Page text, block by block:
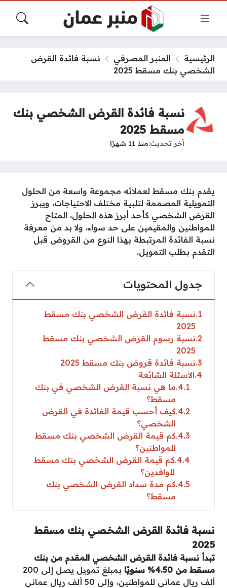
الرئيسية المنبر المصرفي
نسبة فائدة القرض
الشخصي بنك مسقط 2025
نسبة فائدة القرض الشخصي بنك
مسقط 2025
آخر تحديث منذ 11 شهرًا
يقدم بنك مسقط لعملائه مجموعة واسعة من الحلول
التمويلية المصممة لتلبية مختلف الاحتياجات، ويبرز
القرض الشخصي كأحد أبرز هذه الحلول، المتاح
للمواطنين والمقيمين على حد سواء، ولا بد من معرفة
نسبة الفائدة المرتبطة بهذا النوع من القروض قبل
التقدم بطلب التمويل.
جدول المحتويات
1 نسبة فائدة القرض الشخصي بنك مسقط
2025
2 نسبة رسوم القرض الشخصي بنك مسقط
2025
3 نسبة فائدة قروض بنك مسقط 2025
4 الأسئلة الشائعة
4.1 ما هي نسبة القرض الشخصي في بنك
مسقط؟
4.2 كيف أحسب قيمة الفائدة في القرض
الشخصي؟
4.3 كم قيمة القرض الشخصي بنك مسقط
للمواطنين؟
4.4 كم قيمة القرض الشخصي بنك مسقط
للوافدين؟
4.5 كم مدة سداد القرض الشخصي بنك
مسقط؟
نسبة فائدة القرض الشخصي بنك مسقط
2025
تبدأ نسبة فائدة القرض الشخصي المقدم من بنك
مسقط من 4.50% سنويًا
بمبلغ تمويل يصل إلى 200
ألف ريال عماني للمواطنين، وإلى 50 ألف ريال عماني